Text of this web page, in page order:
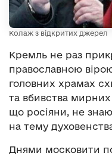
Колаж з відкритих джерел
Кремль не раз
православною
головних храмах
та вбивства
що росіяни, не
на тему
Днями московити